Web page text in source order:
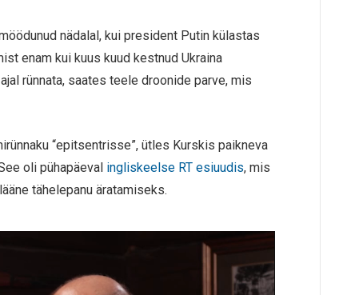
nädalal, kui president Putin külastas
enam kui kuus kuud kestnud Ukraina
rünnata, saates teele droonide parve, mis
“epitsentrisse”, ütles Kurskis paikneva
oli pühapäeval ingliskeelse RT esiuudis, mis
tähelepanu äratamiseks.